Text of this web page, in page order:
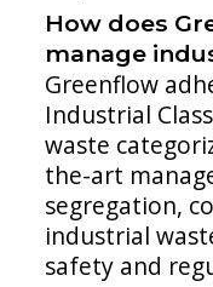
How does
manage
Greenflow
Industrial
waste
the-art
segregation,
industrial
safety and